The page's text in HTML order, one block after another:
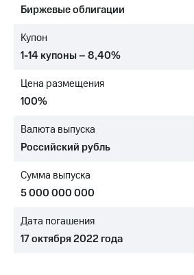
Достижения
Интервью
отчетность
Контакты
Новости
в
и акционерам
Корпоративное
Биржевые облигации
Купон
1-14 купоны – 8,40%
Цена размещения
100%
Валюта выпуска
Российский рубль
Сумма выпуска
5 000 000 000
Дата погашения
17 октября 2022 года